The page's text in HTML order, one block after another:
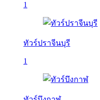
1
ทัวร์ปราจีนบุรี
1